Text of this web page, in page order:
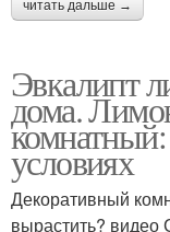
читать дальше →
Эвкалипт
дома.
условиях
Декоративный
вырастить? видео